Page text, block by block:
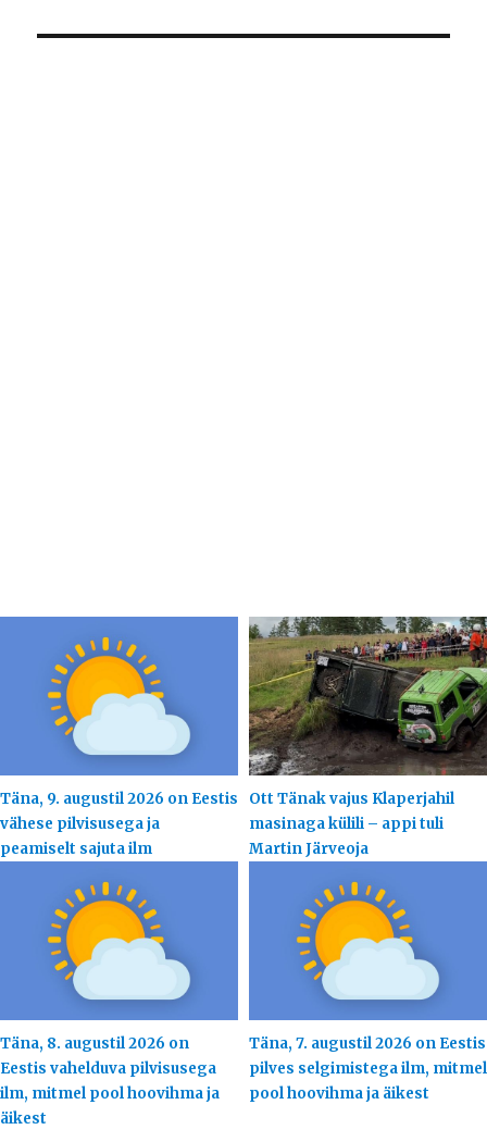
Täna, 9. augustil 2026 on Eestis
vähese pilvisusega ja
peamiselt sajuta ilm
Ott Tänak vajus Klaperjahil
masinaga külili – appi tuli
Martin Järveoja
Täna, 8. augustil 2026 on
Eestis vahelduva pilvisusega
ilm, mitmel pool hoovihma ja
äikest
Täna, 7. augustil 2026 on Eestis
pilves selgimistega ilm, mitmel
pool hoovihma ja äikest